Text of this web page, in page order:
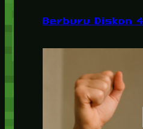
Berburu Diskon